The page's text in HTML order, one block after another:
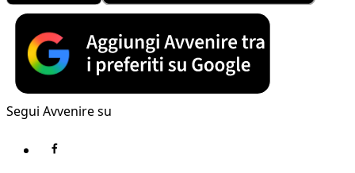
Segui Avvenire su